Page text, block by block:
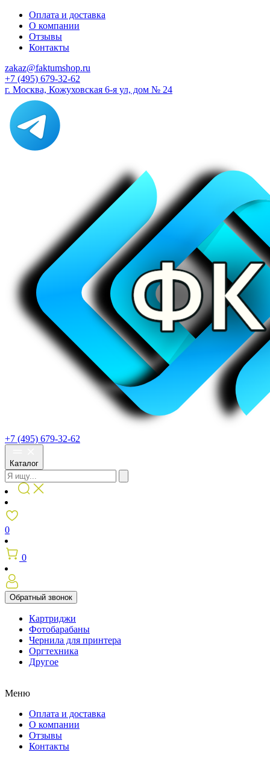
Оплата и доставка
О компании
Отзывы
Контакты
zakaz@faktumshop.ru
+7 (495) 679-32-62
г. Москва, Кожуховская 6-я ул, дом № 24
+7 (495) 679-32-62
Каталог
0
0
Обратный звонок
Картриджи
Фотобарабаны
Чернила для принтера
Оргтехника
Другое
Меню
Оплата и доставка
О компании
Отзывы
Контакты